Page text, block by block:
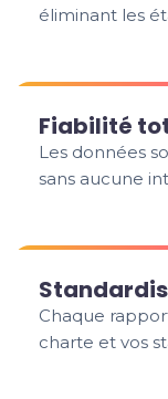
éliminant les
Fiabilité
Les données
sans aucune
Chaque
charte et vos